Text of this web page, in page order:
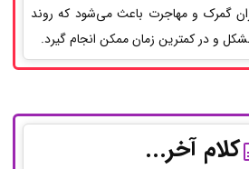
گمرک و مهاجرت باعث می‌شود که روند
و در کمترین زمان ممکن انجام گیرد.
کلام آخر...